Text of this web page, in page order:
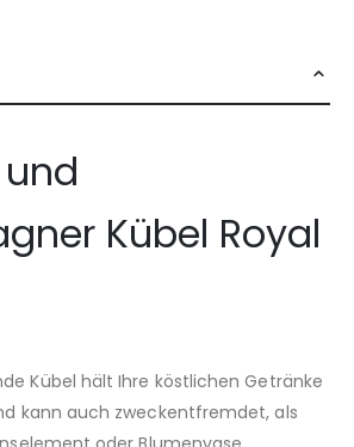
Kübel Royal
Kübel hält Ihre köstlichen Getränke
kann auch zweckentfremdet, als